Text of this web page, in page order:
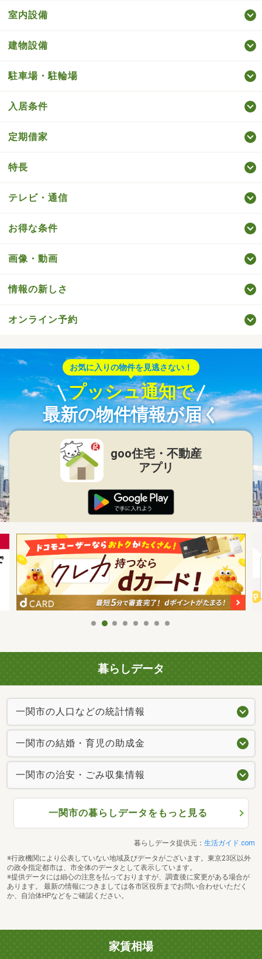
室内設備
建物設備
駐車場・駐輪場
入居条件
定期借家
特長
テレビ・通信
お得な条件
画像・動画
情報の新しさ
オンライン予約
お気に入りの物件を見逃さない！
プッシュ通知で
最新の物件情報が届く
goo住宅・不動産
アプリ
暮らしデータ
一関市の人口などの統計情報
一関市の結婚・育児の助成金
一関市の治安・ごみ収集情報
一関市の暮らしデータをもっと見る
暮らしデータ提供元： 生活ガイド.com
※行政機関により公表していない地域及びデータがございます。東京23区以外
の政令指定都市は、市全体のデータとして表示しています。
※提供データには細心の注意を払っておりますが、調査後に変更がある場合が
あります。 最新の情報につきましては各市区役所までお問い合わせいただく
か、自治体HPなどをご確認ください。
家賃相場